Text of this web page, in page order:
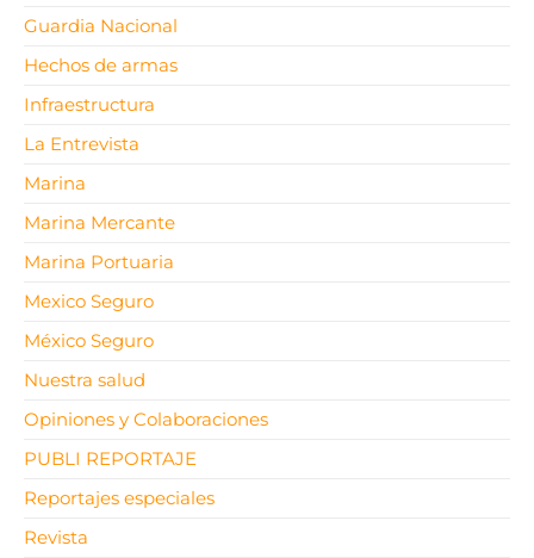
Guardia Nacional
Hechos de armas
Infraestructura
La Entrevista
Marina
Marina Mercante
Marina Portuaria
Mexico Seguro
México Seguro
Nuestra salud
Opiniones y Colaboraciones
PUBLI REPORTAJE
Reportajes especiales
Revista